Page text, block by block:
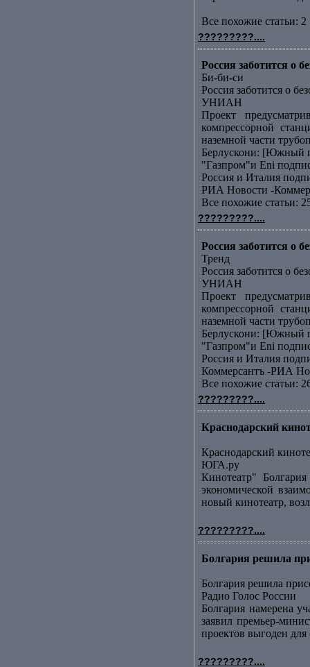
Все похожие статьи: 2
?????????....
Россия заботится о
Би-би-си
Россия заботится о
УНИАН
Проект
компрессорной
наземной части
Берлускони: [Южный
"Газпром"и Еni
Россия и Италия
РИА Новости -
Все похожие статьи:
?????????....
Россия заботится о
Тренд
Россия заботится о
УНИАН
Проект
компрессорной
наземной части
Берлускони: [Южный
"Газпром"и Еni
Россия и Италия
Коммерсантъ -РИА
Все похожие статьи:
?????????....
Краснодарский
Краснодарский
ЮГА.ру
Кинотеатр"
экономической
новый кинотеатр,
?????????....
Болгария решила
Болгария решила
Радио Голос России
Болгария намерена
заявил премьер-
проектов выгоден
?????????....